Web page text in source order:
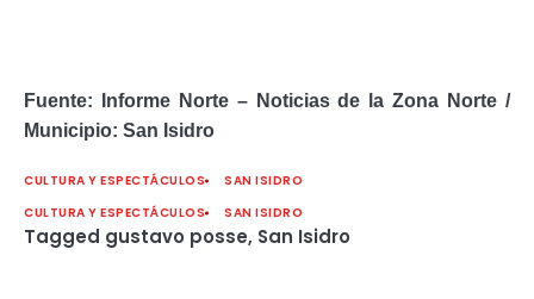
Fuente: Informe Norte – Noticias de la Zona Norte /
Municipio: San Isidro
CULTURA Y ESPECTÁCULOS
SAN ISIDRO
CULTURA Y ESPECTÁCULOS
SAN ISIDRO
Tagged gustavo posse, San Isidro